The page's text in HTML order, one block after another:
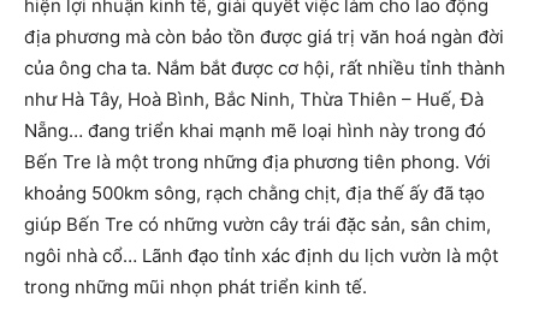
hiện lợi nhuận kinh tế, giải quyết việc làm cho lao động
địa phương mà còn bảo tồn được giá trị văn hoá ngàn đời
của ông cha ta. Nắm bắt được cơ hội, rất nhiều tỉnh thành
như Hà Tây, Hoà Bình, Bắc Ninh, Thừa Thiên – Huế, Đà
Nẵng… đang triển khai mạnh mẽ loại hình này trong đó
Bến Tre là một trong những địa phương tiên phong. Với
khoảng 500km sông, rạch chằng chịt, địa thế ấy đã tạo
giúp Bến Tre có những vườn cây trái đặc sản, sân chim,
ngôi nhà cổ… Lãnh đạo tỉnh xác định du lịch vườn là một
trong những mũi nhọn phát triển kinh tế.